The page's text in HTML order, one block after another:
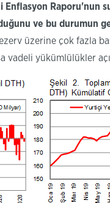
Enflasyon Raporu'nun
ve bu durumun
üzerine çok fazla
yükümlülükler